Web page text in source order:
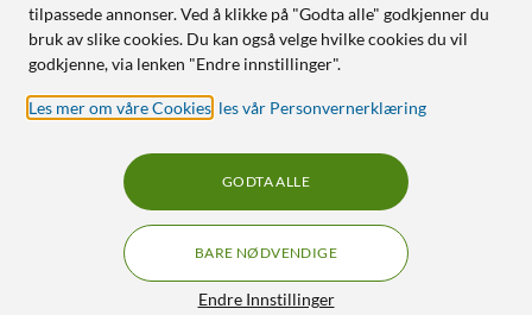
Sverige
Norge
RÅD OG TILBEHØR TIL
HJEMMEELEKTRONIKK
tilpassede annonser. Ved å klikke på "Godta alle" godkjenner du
bruk av slike cookies. Du kan også velge hvilke cookies du vil
godkjenne, via lenken "Endre innstillinger".
Les mer om våre Cookies les vår Personvernerklæring
Endre Innstillinger
BARE NØDVENDIGE
GODTA ALLE